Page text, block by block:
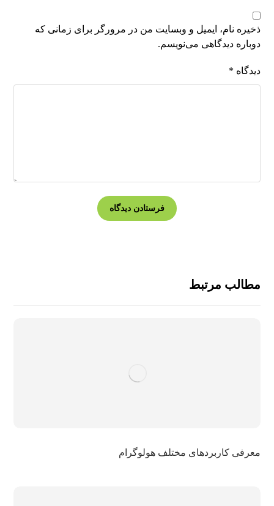
ذخیره نام، ایمیل و وبسایت من در مرورگر برای زمانی که
دوباره دیدگاهی می‌نویسم.
دیدگاه *
مطالب مرتبط
معرفی کاربردهای مختلف هولوگرام